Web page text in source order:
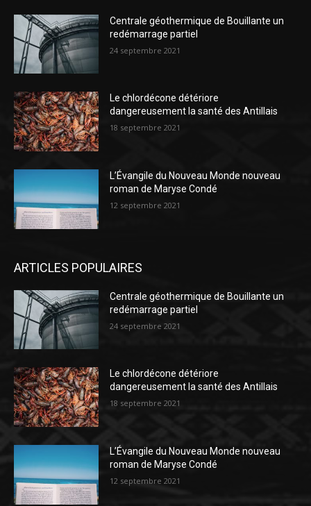
Centrale géothermique de Bouillante un
redémarrage partiel
24 septembre 2021
Le chlordécone détériore
dangereusement la santé des Antillais
18 septembre 2021
L’Évangile du Nouveau Monde nouveau
roman de Maryse Condé
12 septembre 2021
ARTICLES POPULAIRES
Centrale géothermique de Bouillante un
redémarrage partiel
24 septembre 2021
Le chlordécone détériore
dangereusement la santé des Antillais
18 septembre 2021
L’Évangile du Nouveau Monde nouveau
roman de Maryse Condé
12 septembre 2021